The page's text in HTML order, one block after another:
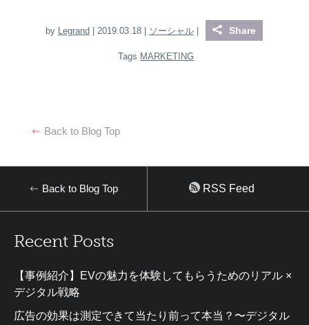
by Legrand | 2019.03.18 | ソーシャル| Share
Tags MARKETING
Back to Blog Top
Back to Blog Top RSS Feed
Recent Posts
【事例紹介】EVの魅力を体験してもらうためのリアル ×
デジタル戦略
広告の効果は測定できて当たり前って本当？〜デジタル